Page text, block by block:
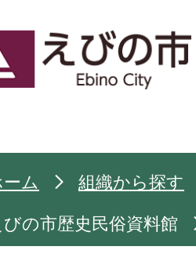
ム
組織から探す
びの市歴史民俗資料館